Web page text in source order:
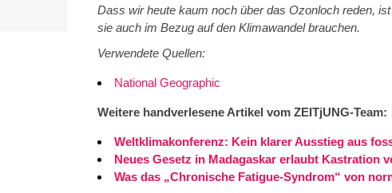
Dass wir heute kaum noch über das Ozonloch reden,
sie auch im Bezug auf den Klimawandel brauchen.
Verwendete Quellen:
National Geographic
Weitere handverlesene Artikel vom ZEITjUNG-Team:
Weltklimakonferenz: Kein klarer Ausstieg aus
Neues Gesetz in Madagaskar erlaubt Kastration
Was das „Chronische Fatigue-Syndrom“ von